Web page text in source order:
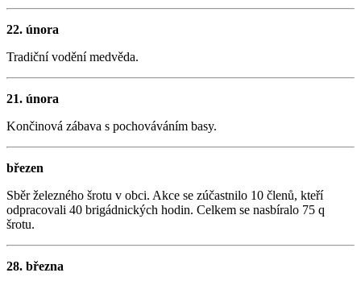
22. února
Tradiční vodění medvěda.
21. února
Končinová zábava s pochováváním basy.
březen
Sběr železného šrotu v obci. Akce se zúčastnilo 10 členů, kteří
odpracovali 40 brigádnických hodin. Celkem se nasbíralo 75 q
šrotu.
28. března